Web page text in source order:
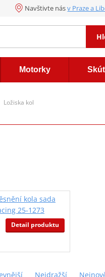
Navštivte násv Praze a
Motorky
Ložiska kol
kola sada
25-1273
Detail produktu
Nejdražší